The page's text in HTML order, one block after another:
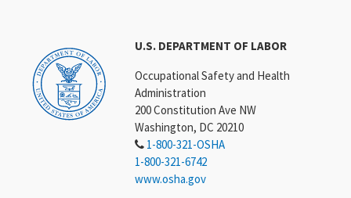
U.S. DEPARTMENT OF LABOR
Occupational Safety and Health
Administration
200 Constitution Ave NW
Washington, DC 20210
1-800-321-OSHA
1-800-321-6742
www.osha.gov